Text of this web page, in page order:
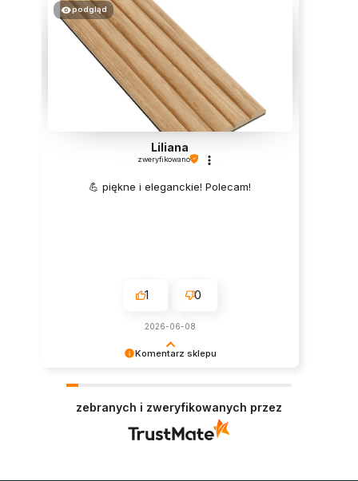
Komentarz sklepu
podgląd
Liliana
zweryfikowano
💪 piękne i eleganckie! Polecam!
1 0
2026-06-08
zebranych i zweryfikowanych przez